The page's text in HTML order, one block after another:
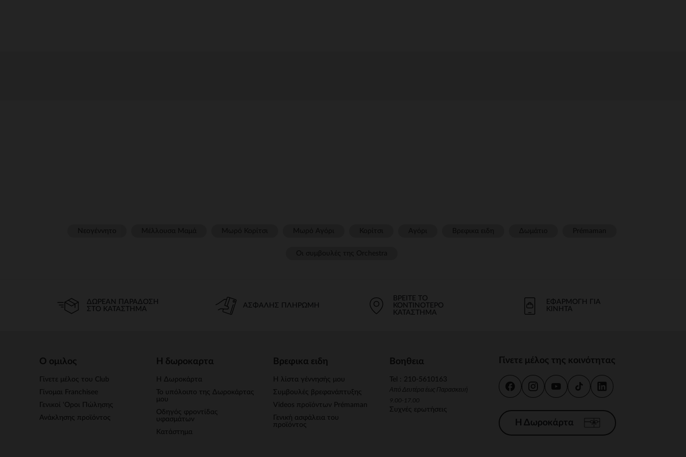
ΔΩΡΕΆΝ ΠΑΡΆΔΟΣΗ
ΣΤΟ ΚΑΤΆΣΤΗΜΑ
ΑΣΦΑΛΉΣ ΠΛΗΡΩΜΉ
ΒΡΕΊΤΕ ΤΟ
ΚΟΝΤΙΝΌΤΕΡΟ
ΚΑΤΆΣΤΗΜΑ
ΕΦΑΡΜΟΓΉ ΓΙΑ
ΚΙΝΗΤΆ
Ο ομιλος
Γίνετε μέλος του Club
Γίνομαι Franchisee
Γενικοί 'Οροι Πώλησης
Ανάκλησης προϊόντος
Η δωροκαρτα
Η Δωροκάρτα
Το υπόλοιπο της Δωροκάρτας
μου
Οδηγός φροντίδας
υφασμάτων
Κατάστημα
Βρεφικα ειδη
Η λίστα γέννησής μου
Συμβουλές βρεφανάπτυξης
Videos προϊόντων Prémaman
Γενική ασφάλεια του
προϊόντος
Βοηθεια
Tel : 210-5610163
Από Δευτέρα έως Παρασκευή
9.00-17.00
Συχνές ερωτήσεις
Γίνετε μέλος της κοινότητας
Η Δωροκάρτα